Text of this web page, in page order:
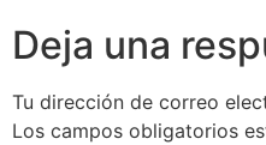
Deja una
Tu dirección de correo
Los campos obligatorios